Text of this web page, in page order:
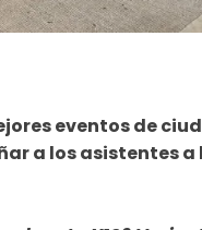
eventos de
a los asistentes a